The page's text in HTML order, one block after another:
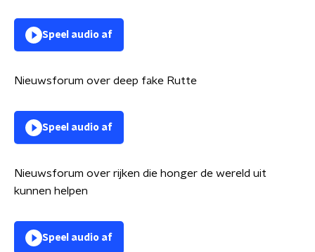
Speel audio af
Nieuwsforum over deep fake Rutte
Speel audio af
Nieuwsforum over rijken die honger de wereld uit
kunnen helpen
Speel audio af